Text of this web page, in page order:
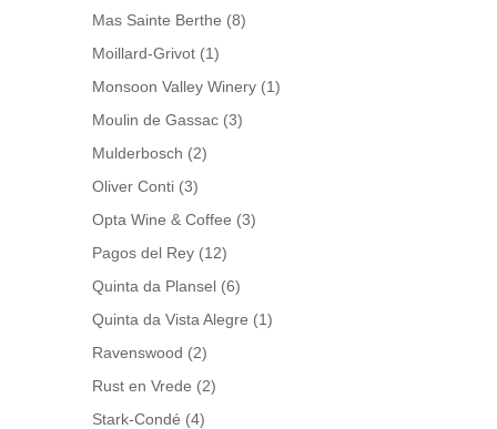
Mas Sainte Berthe (8)
Moillard-Grivot (1)
Monsoon Valley Winery (1)
Moulin de Gassac (3)
Mulderbosch (2)
Oliver Conti (3)
Opta Wine & Coffee (3)
Pagos del Rey (12)
Quinta da Plansel (6)
Quinta da Vista Alegre (1)
Ravenswood (2)
Rust en Vrede (2)
Stark-Condé (4)